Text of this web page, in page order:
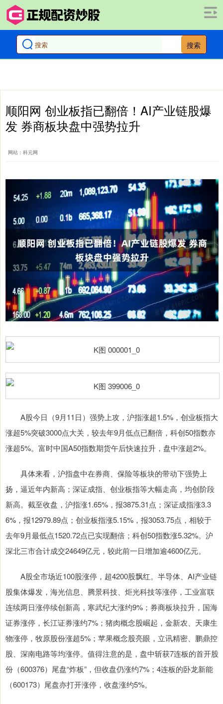
搜索
顺阳网 创业板指已翻倍！AI产业链股爆
发 券商板块盘中强势拉升
网站：科元网
A股今日（9月11日）强势上攻，沪指涨超1.5%，创业板指大
涨超5%突破3000点大关，较去年9月低点已翻倍，科创50指数亦
涨超5%。富时中国A50指数期货午后快速拉升，盘中涨超2%。
具体来看，沪指盘中在券商、保险等板块的带动下强势上
扬，逼近年内新高；深证成指、创业板指等大幅走高，均创阶段
新高。截至收盘，沪指涨1.65%，报3875.31点；深证成指涨3.3
6%，报12979.89点；创业板指涨5.15%，报3053.75点，相较于
去年9月最低点1520.72点已实现翻倍；科创50指数涨5.32%。沪
深北三市合计成交24649亿元，较此前一日增加逾4600亿元。
A股全市场近100股涨停，超4200股飘红。半导体、AI产业链
股集体爆发，海光信息、腾景科技、炬光科技等涨停，工业富联
连续两日涨停续创新高，寒武纪大涨约9%；券商板块拉升，国海
证券涨停，长江证券涨约7%；猪肉概念股崛起，金新农、天康生
物涨停，牧原股份涨超5%；苹果概念股亮眼，立讯精密、鹏鼎控
股、深南电路等均涨停。值得注意的是，盘中斩获7连板的首开股
份（600376）尾盘“炸板”，但收盘仍涨约7%；4连板的卧龙新能
（600173）尾盘亦打开涨停，收盘涨约5%。